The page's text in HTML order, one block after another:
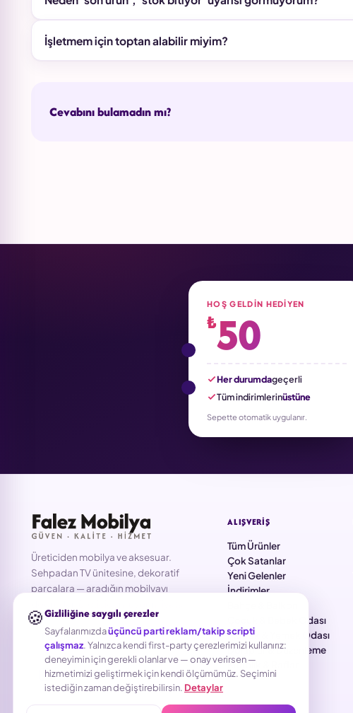
İşletmem için toptan alabilir miyim?
Cevabını bulamadın mı?
HOŞ GELDIN HEDIYEN
₺50
Her durumdageçerli
Tüm indirimlerinüstüne
Sepette otomatik uygulanır.
Üreticiden mobilya ve aksesuar.
Sehpadan TV ünitesine, dekoratif
parçalara — aradığın mobilyayı
Partner ol →
ALIŞVERIŞ
Tüm Ürünler
Çok Satanlar
Yeni Gelenler
İndirimler
Çocuk & Bebek Odası
Mutfak & Yemek Odası
Dolaplar & Düzenleme
Kitaplık & Raflar
🍪Gizliliğine saygılı çerezler
Sayfalarımızdaüçüncü parti reklam/takip scripti
çalışmaz. Yalnızca kendi first-party çerezlerimizi kullanırız:
deneyimin için gerekli olanlar ve — onay verirsen —
hizmetimizi geliştirmek için kendi ölçümümüz. Seçimini
istediğin zaman değiştirebilirsin. Detaylar